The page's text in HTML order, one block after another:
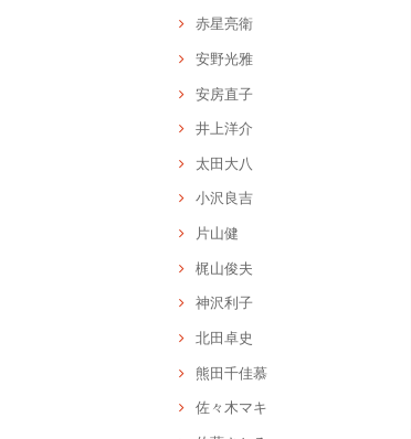
赤星亮衛
安野光雅
安房直子
井上洋介
太田大八
小沢良吉
片山健
梶山俊夫
神沢利子
北田卓史
熊田千佳慕
佐々木マキ